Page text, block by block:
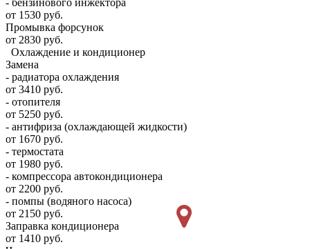
- бензинового инжектора
от 1530 руб.
Промывка форсунок
от 2830 руб.
Охлаждение и кондиционер
Замена
- радиатора охлаждения
от 3410 руб.
- отопителя
от 5250 руб.
- антифриза (охлаждающей жидкости)
от 1670 руб.
- термостата
от 1980 руб.
- компрессора автокондиционера
от 2200 руб.
- помпы (водяного насоса)
от 2150 руб.
Заправка кондиционера
от 1410 руб.